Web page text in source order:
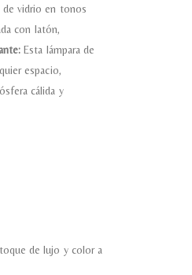
de vidrio en tonos
con latón,
Esta lámpara de
espacio,
cálida y
de lujo y color a